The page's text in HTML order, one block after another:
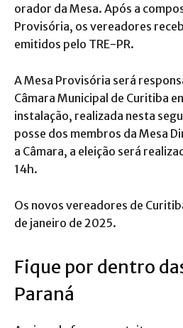
orador da Mesa. Após a
Provisória, os vereadores
emitidos pelo TRE-PR.
A Mesa Provisória será
Câmara Municipal de Curitiba
instalação, realizada nesta
posse dos membros da Mesa
a Câmara, a eleição será
14h.
Os novos vereadores de
de janeiro de 2025.
Fique por dentro
Paraná